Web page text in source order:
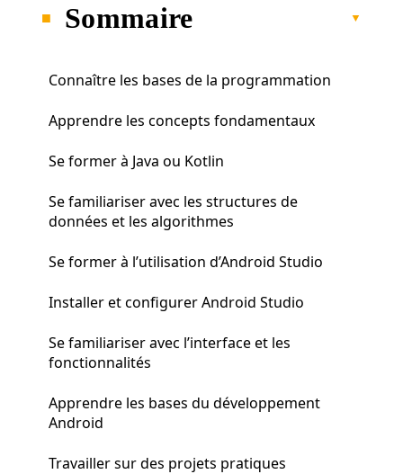
Sommaire
Connaître les bases de la programmation
Apprendre les concepts fondamentaux
Se former à Java ou Kotlin
Se familiariser avec les structures de
données et les algorithmes
Se former à l’utilisation d’Android Studio
Installer et configurer Android Studio
Se familiariser avec l’interface et les
fonctionnalités
Apprendre les bases du développement
Android
Travailler sur des projets pratiques